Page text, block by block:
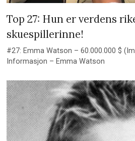
Top 27: Hun er verdens
skuespillerinne!
#27: Emma Watson – 60.000.000 $
Informasjon – Emma Watson